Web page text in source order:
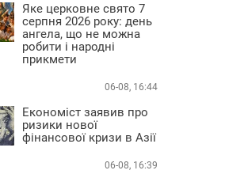
Яке церковне свято 7
серпня 2026 року: день
ангела, що не можна
робити і народні
прикмети
06-08, 16:44
Економіст заявив про
ризики нової
фінансової кризи в Азії
06-08, 16:39